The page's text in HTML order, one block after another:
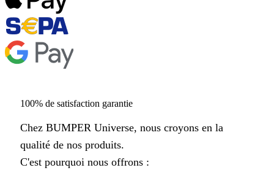
100% de satisfaction garantie
Chez BUMPER Universe, nous croyons en la
qualité de nos produits.
C'est pourquoi nous offrons :